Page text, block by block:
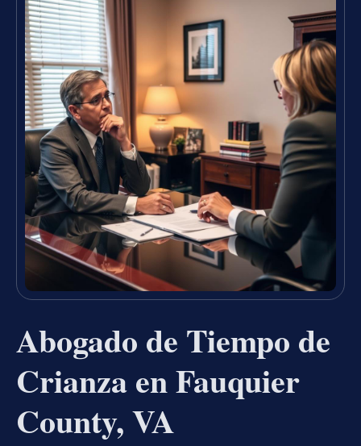
Abogado de Tiempo de
Crianza en Fauquier
County, VA